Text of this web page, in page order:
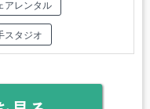
アレンタル
スタジオ